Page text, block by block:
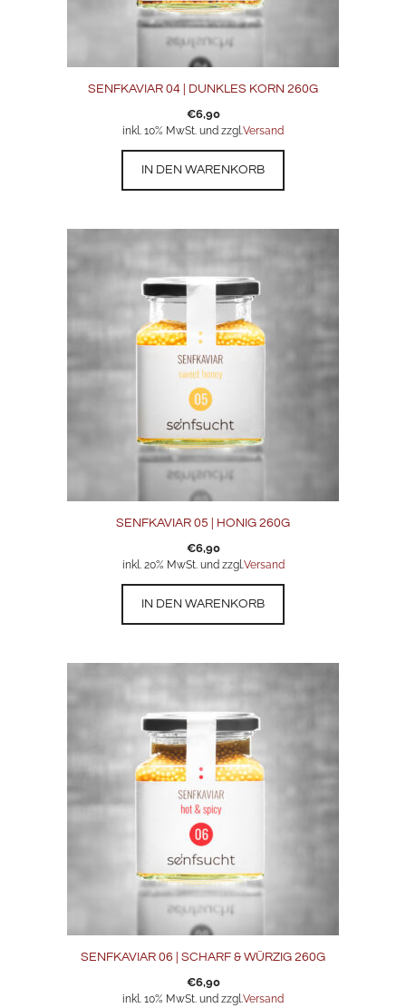
SENFKAVIAR 04 | DUNKLES KORN 260G
€6,90
inkl. 10% MwSt. und zzgl.Versand
IN DEN WARENKORB
SENFKAVIAR 05 | HONIG 260G
€6,90
inkl. 20% MwSt. und zzgl.Versand
IN DEN WARENKORB
SENFKAVIAR 06 | SCHARF & WÜRZIG 260G
€6,90
inkl. 10% MwSt. und zzgl.Versand